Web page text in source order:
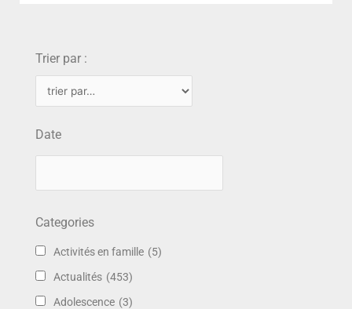
Trier par :
Date
Categories
Activités en famille (5)
Actualités (453)
Adolescence (3)